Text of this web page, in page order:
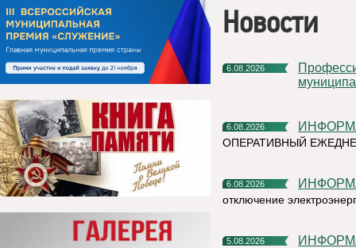
Новости
6.08.2026
Профессиональное развитие в цифровом университете
6.08.2026
ОПЕРАТИВНЫЙ
6.08.2026
отключение
5.08.2026